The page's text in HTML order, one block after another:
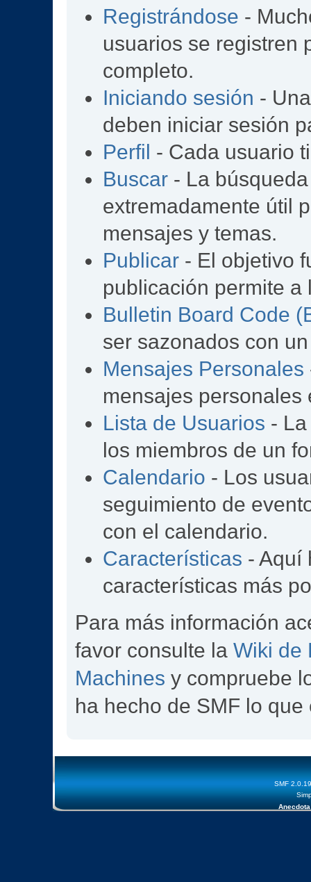
Registrándose -
usuarios se registren
completo.
Iniciando sesión -
deben iniciar sesión
Perfil - Cada usuario
Buscar - La
extremadamente útil
mensajes y temas.
Publicar - El objetivo
publicación permite
Bulletin Board Code
ser sazonados con
Mensajes Personales
mensajes personales
Lista de Usuarios -
los miembros de un
Calendario - Los
seguimiento de
con el calendario.
Características - Aquí
características más
Para más información
favor consulte laWiki de
Machines y compruebe
ha hecho de SMF lo que
SMF 2.0.19
Anecdota